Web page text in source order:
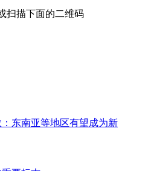
扫描下面的二维码
东南亚等地区有望成为新